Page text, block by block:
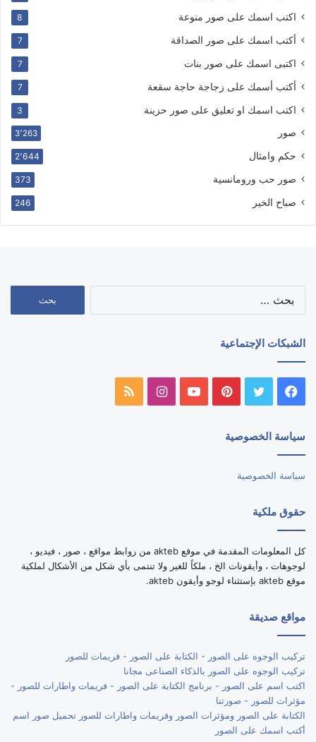
اكتب اسمك على صور منوعة 8
أكتب اسمك على صور الصداقة 7
اكتبى اسمك على صور بنات 7
أكتب أسمك على زجاجة حاجة سقعة 7
اكتب اسمك او تعليق على صور حزينة 3
صور 3٬263
حكم وامثال 2٬644
صور حب ورومانسية 373
صباح الخير 246
الشبكات الإجتماعية
فيسبوك تويتر بينتيريستيوتيوبانستقرامملخص
سياسة الخصوصية
سياسة الخصوصية
حقوق ملكية
كل المعلومات المقدمة في موقع akteb من روابط مواقع ، صور ، فيديو ،
لوجوهات ، وأيقونات الخ ، ملكاً للغير ولا تنتمى بأي شكل من الأشكال لملكية
موقع akteb بإستثناء لوجو وأيقون akteb.
مواقع صديقة
تركيب الوجوه على الصور - الكتابة على الصور - فريمات للصور
تركيب الوجوه على الصور بالذكاء الصناعى مجانا
اكتب اسم على الصور - برنامج الكتابة على الصور - فريمات واطارات للصور -
مؤثرات للصور - صورتنا
الكتابة على الصور ومؤثرات الصور وفريمات واطارات للصور تحميل صور اسم
أكتب اسمك على الصور